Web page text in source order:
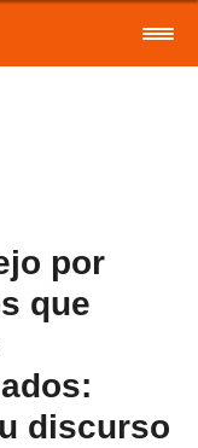
por
que
discurso